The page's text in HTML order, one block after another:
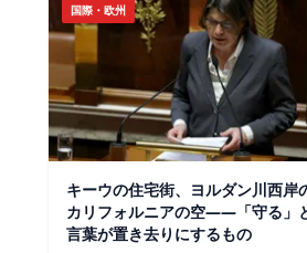
国際・欧州
キーウの住宅街、ヨルダン川西岸
カリフォルニアの空——「守る」
言葉が置き去りにするもの